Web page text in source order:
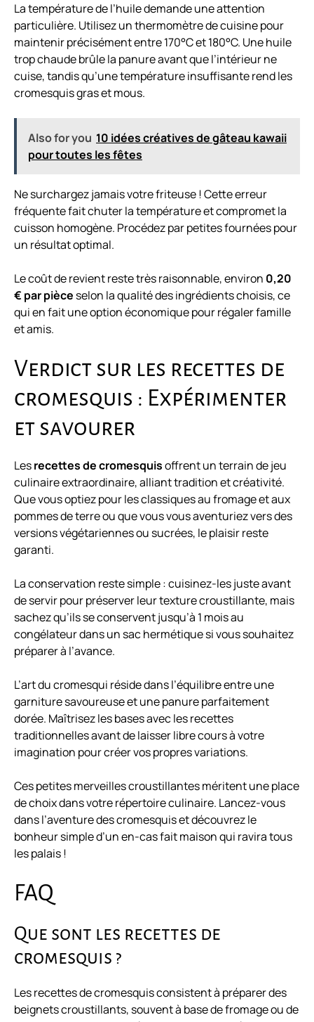
La température de l’huile demande une attention
particulière. Utilisez un thermomètre de cuisine pour
maintenir précisément entre 170°C et 180°C. Une huile
trop chaude brûle la panure avant que l’intérieur ne
cuise, tandis qu’une température insuffisante rend les
cromesquis gras et mous.
Also for you 10 idées créatives de gâteau kawaii
pour toutes les fêtes
Ne surchargez jamais votre friteuse ! Cette erreur
fréquente fait chuter la température et compromet la
cuisson homogène. Procédez par petites fournées pour
un résultat optimal.
Le coût de revient reste très raisonnable, environ 0,20
€ par pièce selon la qualité des ingrédients choisis, ce
qui en fait une option économique pour régaler famille
et amis.
Verdict sur les recettes de
cromesquis : Expérimenter
et savourer
Lesrecettes de cromesquisoffrent un terrain de jeu
culinaire extraordinaire, alliant tradition et créativité.
Que vous optiez pour les classiques au fromage et aux
pommes de terre ou que vous vous aventuriez vers des
versions végétariennes ou sucrées, le plaisir reste
garanti.
La conservation reste simple : cuisinez-les juste avant
de servir pour préserver leur texture croustillante, mais
sachez qu’ils se conservent jusqu’à 1 mois au
congélateur dans un sac hermétique si vous souhaitez
préparer à l’avance.
L’art du cromesqui réside dans l’équilibre entre une
garniture savoureuse et une panure parfaitement
dorée. Maîtrisez les bases avec les recettes
traditionnelles avant de laisser libre cours à votre
imagination pour créer vos propres variations.
Ces petites merveilles croustillantes méritent une place
de choix dans votre répertoire culinaire. Lancez-vous
dans l’aventure des cromesquis et découvrez le
bonheur simple d’un en-cas fait maison qui ravira tous
les palais !
FAQ
Que sont les recettes de
cromesquis ?
Les recettes de cromesquis consistent à préparer des
beignets croustillants, souvent à base de fromage ou de